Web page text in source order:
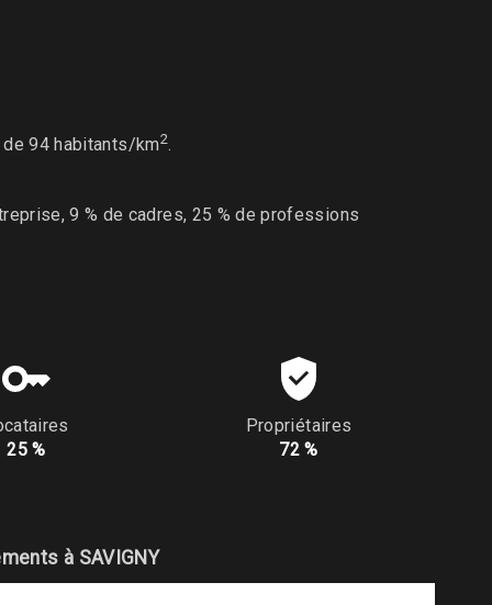
94 habitants/km2.
9 % de cadres, 25 % de professions
25 %
Propriétaires
72 %
à SAVIGNY